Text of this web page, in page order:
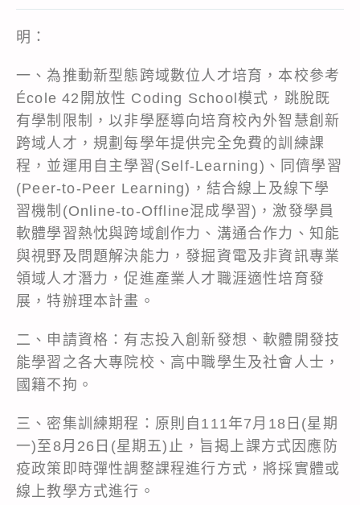
明：
一、為推動新型態跨域數位人才培育，本校參考
École 42開放性 Coding School模式，跳脫既
有學制限制，以非學歷導向培育校內外智慧創新
跨域人才，規劃每學年提供完全免費的訓練課
程，並運用自主學習(Self-Learning)、同儕學習
(Peer-to-Peer Learning)，結合線上及線下學
習機制(Online-to-Offline混成學習)，激發學員
軟體學習熱忱與跨域創作力、溝通合作力、知能
與視野及問題解決能力，發掘資電及非資訊專業
領域人才潛力，促進產業人才職涯適性培育發
展，特辦理本計畫。
二、申請資格：有志投入創新發想、軟體開發技
能學習之各大專院校、高中職學生及社會人士，
國籍不拘。
三、密集訓練期程：原則自111年7月18日(星期
一)至8月26日(星期五)止，旨揭上課方式因應防
疫政策即時彈性調整課程進行方式，將採實體或
線上教學方式進行。